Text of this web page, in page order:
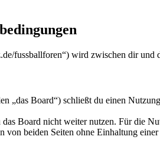
fussballforen“) wird zwischen dir und
Board“) schließt du einen
Board nicht weiter nutzen. Für die
beiden Seiten ohne Einhaltung